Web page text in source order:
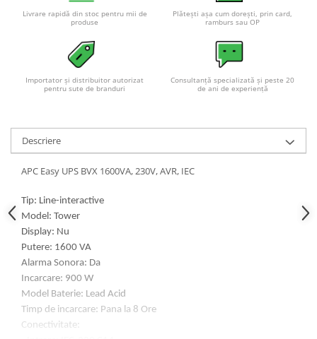
Turbine eoliene pentru casă
Acumulatori VRLA AGM/GEL /
Tractiune / LiFePo4
Baterii si acumulatori gel si VRLA
6-12 V
Baterii si acumulatori AGM VRLA
Acumulatori Moto, ATV
GEL
AGM
SLA AGM (Sealed Lead Acid)
Deep Cycle - Tractiune/Semi-
Tractiune
Marine & Caravan
APC
Pachete acumulatori VRLA
Sisteme de management (BMS)
Livrare rapidă din stoc pentru mii de
produse
Plătești așa cum dorești, prin card,
ramburs sau OP
Importator și distribuitor autorizat
pentru sute de branduri
Consultanță specializată și peste 20
de ani de experiență
Descriere
APC Easy UPS BVX 1600VA, 230V, AVR, IEC
Tip: Line-interactive
Model: Tower
Display: Nu
Putere: 1600 VA
Alarma Sonora: Da
Incarcare: 900 W
Model Baterie: Lead Acid
Timp de incarcare: Pana la 8 Ore
Conectivitate: